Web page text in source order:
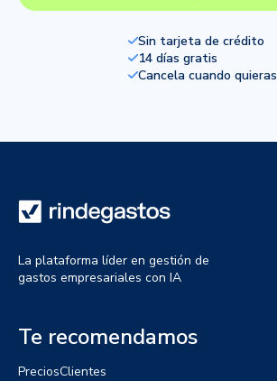
Sin tarjeta de crédito
14 días gratis
Cancela cuando quieras
La plataforma líder en gestión de
gastos empresariales con IA
Te recomendamos
PreciosClientes